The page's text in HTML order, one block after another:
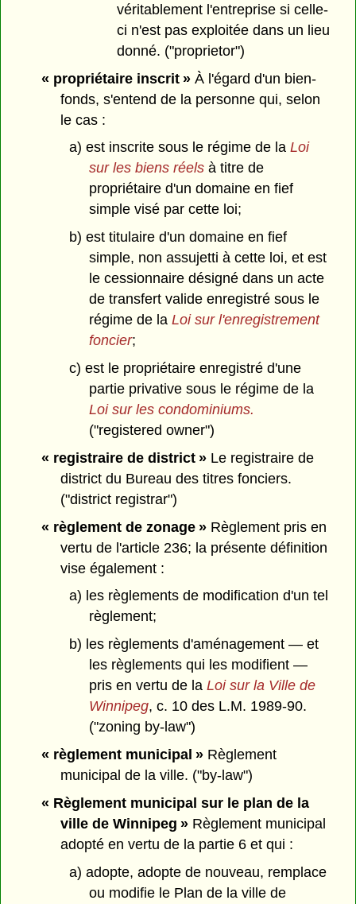
véritablement l'entreprise si celle-
ci n'est pas exploitée dans un lieu
donné. ("proprietor")
« propriétaire inscrit »À l'égard d'un bien-
fonds, s'entend de la personne qui, selon
le cas :
a) est inscrite sous le régime de la Loi
sur les biens réelsà titre de
propriétaire d'un domaine en fief
simple visé par cette loi;
b) est titulaire d'un domaine en fief
simple, non assujetti à cette loi, et est
le cessionnaire désigné dans un acte
de transfert valide enregistré sous le
régime de la Loi sur l'enregistrement
foncier;
c) est le propriétaire enregistré d'une
partie privative sous le régime de la
Loi sur les condominiums.
("registered owner")
« registraire de district »Le registraire de
district du Bureau des titres fonciers.
("district registrar")
« règlement de zonage »Règlement pris en
vertu de l'article 236; la présente définition
vise également :
a) les règlements de modification d'un tel
règlement;
b) les règlements d'aménagement — et
les règlements qui les modifient —
pris en vertu de la Loi sur la Ville de
Winnipeg, c. 10 des L.M. 1989-90.
("zoning by-law")
« règlement municipal »Règlement
municipal de la ville. ("by-law")
« Règlement municipal sur le plan de la
ville de Winnipeg » Règlement municipal
adopté en vertu de la partie 6 et qui :
a) adopte, adopte de nouveau, remplace
ou modifie le Plan de la ville de